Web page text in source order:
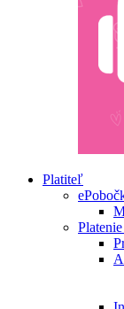
Platiteľ